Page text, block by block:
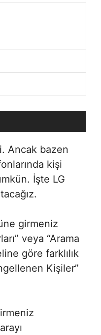
Ancak bazen
kişi
İşte LG
girmeniz
veya “Arama
göre farklılık
Kişiler”